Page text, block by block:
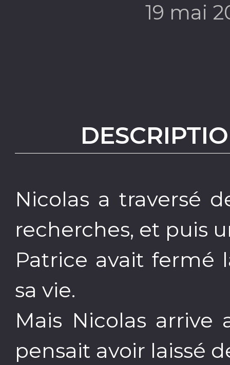
19 mai
Nicolas a traversé
recherches, et puis
Patrice avait fermé
sa vie.
Mais Nicolas
pensait avoir laissé